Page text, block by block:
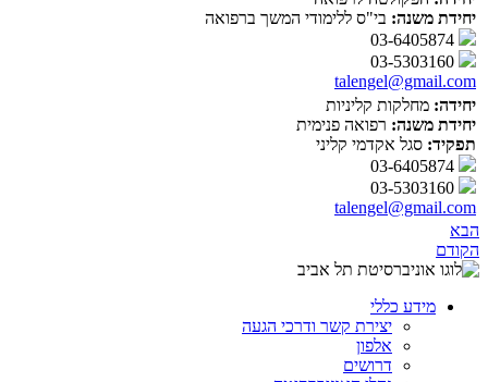
יחידת משנה: בי"ס ללימודי המשך ברפואה
talengel@gmail.com
יחידה: מחלקות קליניות
יחידת משנה: רפואה פנימית
תפקיד: סגל אקדמי קליני
talengel@gmail.com
הבא
הקודם
מידע כללי
יצירת קשר ודרכי הגעה
אלפון
דרושים